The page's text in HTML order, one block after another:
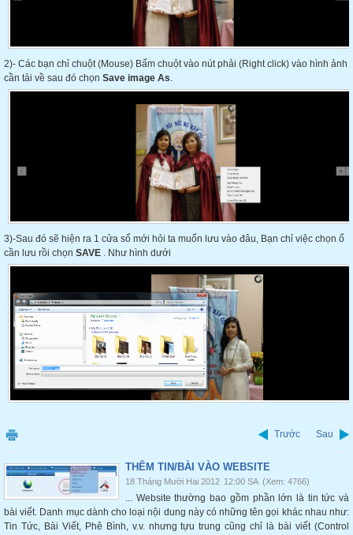
2)- Các bạn chỉ chuột (Mouse) Bấm chuột vào nút phải (Right click) vào hình ảnh
cần tải về sau đó chọn Save image As.
3)-Sau đó sẽ hiện ra 1 cửa sổ mới hỏi ta muốn lưu vào đâu, Bạn chỉ việc chọn ổ
cần lưu rồi chọn SAVE . Như hình dưới
Trước Sau
THÊM TIN/BÀI VÀO WEBSITE
18 Tháng Mười Hai 2012 12:00 SA (Xem: 4766)
... Website thường bao gồm phần lớn là tin tức và
bài viết. Danh mục dành cho loại nội dung này có những tên gọi khác nhau như:
Tin Tức, Bài Viết, Phê Bình, v.v. nhưng tựu trung cũng chỉ là bài viết (Control